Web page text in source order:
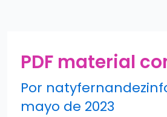
PDF material
Por
mayo de 2023